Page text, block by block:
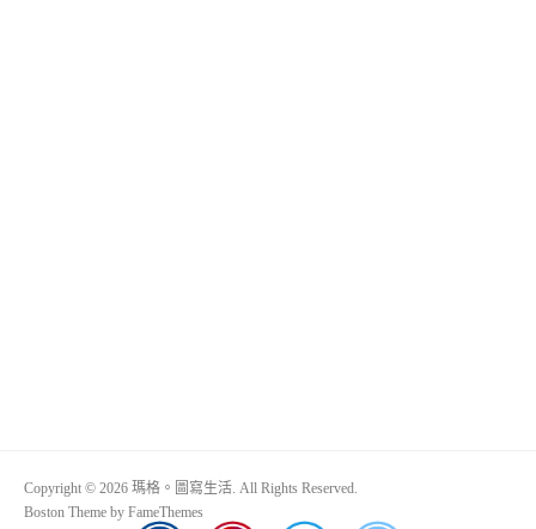
Copyright © 2026 瑪格。圖寫生活. All Rights Reserved.
Boston Theme by FameThemes